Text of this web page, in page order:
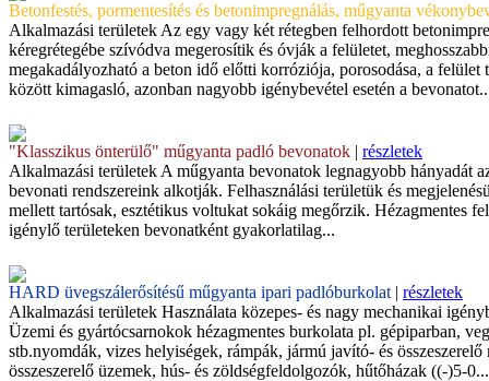
Betonfestés, pormentesítés és betonimpregnálás, műgyanta
Alkalmazási területek Az egy vagy két rétegben felhordott
kéregrétegébe szívódva megerosítik és óvják a felületet,
megakadályozható a beton idő előtti korróziója, porosodása, a
között kimagasló, azonban nagyobb igénybevétel esetén a
"Klasszikus önterülő" műgyanta padló bevonatok | részletek
Alkalmazási területek A műgyanta bevonatok legnagyobb hányadát
bevonati rendszereink alkotják. Felhasználási területük és
mellett tartósak, esztétikus voltukat sokáig megőrzik. Hézagmentes
igénylő területeken bevonatként gyakorlatilag...
HARD üvegszálerősítésű műgyanta ipari padlóburkolat | részletek
Alkalmazási területek Használata közepes- és nagy mechanikai
Üzemi és gyártócsarnokok hézagmentes burkolata pl. gépiparban,
stb.nyomdák, vizes helyiségek, rámpák, jármú javító- és
összeszerelő üzemek, hús- és zöldségfeldolgozók, hűtőházak ((-)5-0...